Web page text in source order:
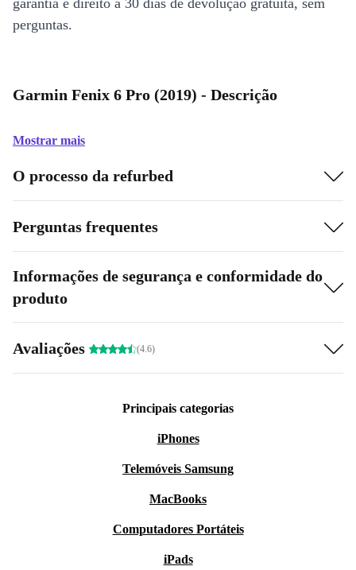
garantia e direito a 30 dias de devolução gratuita, sem
perguntas.
Garmin Fenix 6 Pro (2019) - Descrição
Mostrar mais
O processo da refurbed
Perguntas frequentes
Informações de segurança e conformidade do
produto
Avaliações (4.6)
Principais categorias
iPhones
Telemóveis Samsung
MacBooks
Computadores Portáteis
iPads